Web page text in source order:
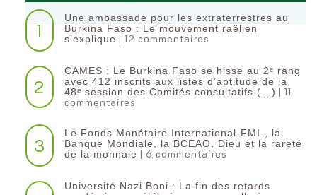
1
Une ambassade pour les extraterrestres au
Burkina Faso : Le mouvement raëlien
s’explique | 12 commentaires
2
CAMES : Le Burkina Faso se hisse au 2ᵉ rang
avec 412 inscrits aux listes d’aptitude de la
48ᵉ session des Comités consultatifs (…) | 11
commentaires
3
Le Fonds Monétaire International-FMI-, la
Banque Mondiale, la BCEAO, Dieu et la rareté
de la monnaie | 6 commentaires
Université Nazi Boni : La fin des retards